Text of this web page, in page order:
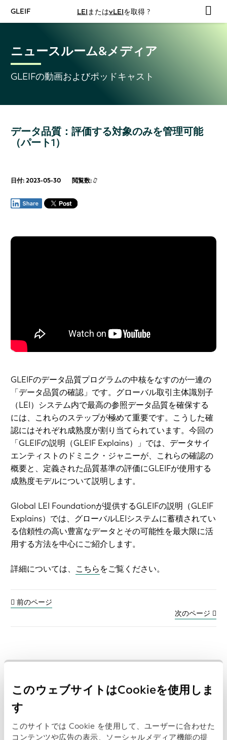
このウェブサイトはCookieを使用しま
す
このサイトでは Cookie を使用して、ユーザーに合わせた
コンテンツや広告の表示、ソーシャルメディア機能の提
GLEIF LEIまたはvLEIを取得 ?
ニュースルーム&メディア
GLEIFの動画およびポッドキャスト
データ品質：評価する対象のみを管理可能
（パート1）
日付: 2023-05-30 閲覧数:
GLEIFのデータ品質プログラムの中核をなすのが一連の
「データ品質の確認」です。グローバル取引主体識別子
（LEI）システム内で最高の参照データ品質を確保する
には、これらのステップが極めて重要です。こうした確
認にはそれぞれ成熟度が割り当てられています。今回の
「GLEIFの説明（GLEIF Explains）」では、データサイ
エンティストのドミニク・ジャニーが、これらの確認の
概要と、定義された品質基準の評価にGLEIFが使用する
成熟度モデルについて説明します。
Global LEI Foundationが提供するGLEIFの説明（GLEIF
Explains）では、グローバルLEIシステムに蓄積されてい
る信頼性の高い豊富なデータとその可能性を最大限に活
用する方法を中心にご紹介します。
詳細については、 こちらをご覧ください。
前のページ
次のページ
閲覧数
デジタル化を超えて：国際貿易における「信頼
できるアイデンティティ」の重要性
日付: 2026-06-29